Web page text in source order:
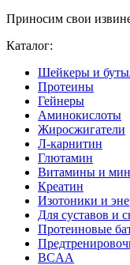
Приносим свои
Каталог:
Шейкеры и
Протеины
Гейнеры
Аминокислоты
Жиросжигатели
Л-карнитин
Глютамин
Витамины и
Креатин
Изотоники и
Для суставов и
Протеиновые
BCAA